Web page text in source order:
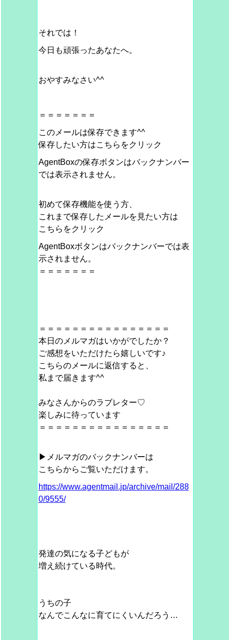
それでは！
今日も頑張ったあなたへ。
おやすみなさい^^
＝＝＝＝＝＝＝
このメールは保存できます^^
保存したい方はこちらをクリック
AgentBoxの保存ボタンはバックナンバー
では表示されません。
初めて保存機能を使う方、
これまで保存したメールを見たい方は
こちらをクリック
AgentBoxボタンはバックナンバーでは表
示されません。
＝＝＝＝＝＝＝
＝＝＝＝＝＝＝＝＝＝＝＝＝＝＝＝
本日のメルマガはいかがでしたか？
ご感想をいただけたら嬉しいです♪
こちらのメールに返信すると、
私まで届きます^^
みなさんからのラブレター♡
楽しみに待っています
＝＝＝＝＝＝＝＝＝＝＝＝＝＝＝＝
▶メルマガのバックナンバーは
こちらからご覧いただけます。
https://www.agentmail.jp/archive/mail/288
0/9555/
発達の気になる子どもが
増え続けている時代。
うちの子
なんでこんなに育てにくいんだろう…